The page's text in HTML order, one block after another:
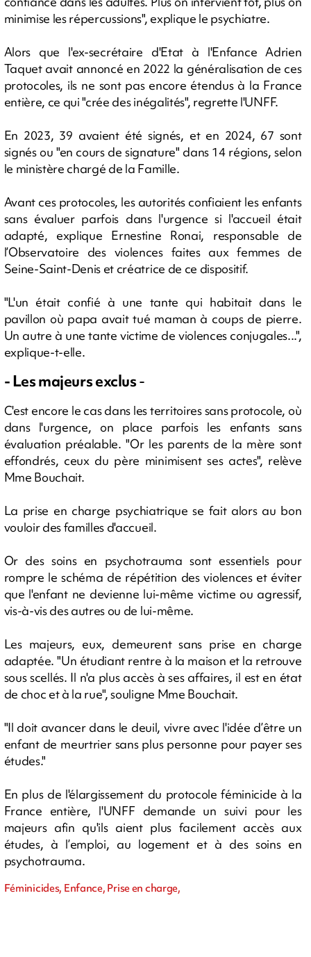
minimise les répercussions", explique le psychiatre.
Alors que l'ex-secrétaire d'Etat à l'Enfance Adrien
Taquet avait annoncé en 2022 la généralisation de ces
protocoles, ils ne sont pas encore étendus à la France
entière, ce qui "crée des inégalités", regrette l'UNFF.
En 2023, 39 avaient été signés, et en 2024, 67 sont
signés ou "en cours de signature" dans 14 régions, selon
le ministère chargé de la Famille.
Avant ces protocoles, les autorités confiaient les enfants
sans évaluer parfois dans l'urgence si l'accueil était
adapté, explique Ernestine Ronai, responsable de
l’Observatoire des violences faites aux femmes de
Seine-Saint-Denis et créatrice de ce dispositif.
"L'un était confié à une tante qui habitait dans le
pavillon où papa avait tué maman à coups de pierre.
Un autre à une tante victime de violences conjugales...",
explique-t-elle.
- Les majeurs exclus-
C'est encore le cas dans les territoires sans protocole, où
dans l'urgence, on place parfois les enfants sans
évaluation préalable. "Or les parents de la mère sont
effondrés, ceux du père minimisent ses actes", relève
Mme Bouchait.
La prise en charge psychiatrique se fait alors au bon
vouloir des familles d'accueil.
Or des soins en psychotrauma sont essentiels pour
rompre le schéma de répétition des violences et éviter
que l'enfant ne devienne lui-même victime ou agressif,
vis-à-vis des autres ou de lui-même.
Les majeurs, eux, demeurent sans prise en charge
adaptée. "Un étudiant rentre à la maison et la retrouve
sous scellés. Il n'a plus accès à ses affaires, il est en état
de choc et à la rue", souligne Mme Bouchait.
"Il doit avancer dans le deuil, vivre avec l'idée d’être un
enfant de meurtrier sans plus personne pour payer ses
études."
En plus de l'élargissement du protocole féminicide à la
France entière, l'UNFF demande un suivi pour les
majeurs afin qu'ils aient plus facilement accès aux
études, à l’emploi, au logement et à des soins en
psychotrauma.
Féminicides, Enfance, Prise en charge,